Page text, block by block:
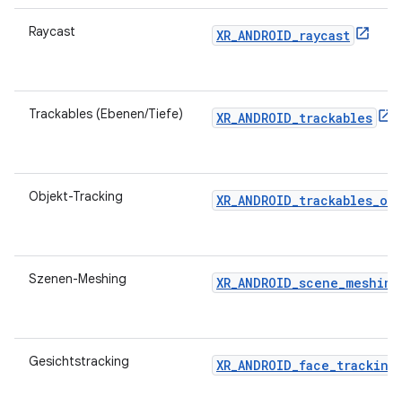
Raycast XR_ANDROID_raycast
Trackables (Ebenen/Tiefe) XR_ANDROID_trackables
Objekt-Tracking
Szenen-Meshing XR_ANDROID_scene_meshing
Gesichtstracking XR_ANDROID_face_tracking